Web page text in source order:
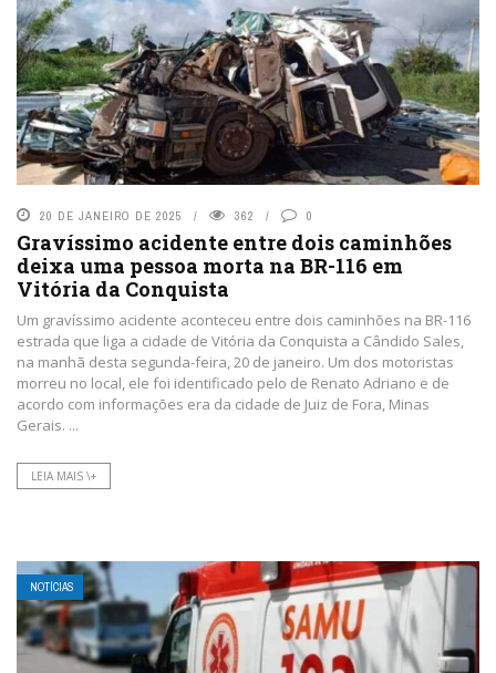
20 DE JANEIRO DE 2025 362 0
Gravíssimo acidente entre dois caminhões
deixa uma pessoa morta na BR-116 em
Vitória da Conquista
Um gravíssimo acidente aconteceu entre dois caminhões na BR-116
estrada que liga a cidade de Vitória da Conquista a Cândido Sales,
na manhã desta segunda-feira, 20 de janeiro. Um dos motoristas
morreu no local, ele foi identificado pelo de Renato Adriano e de
acordo com informações era da cidade de Juiz de Fora, Minas
Gerais. ...
LEIA MAIS \+
NOTÍCIAS